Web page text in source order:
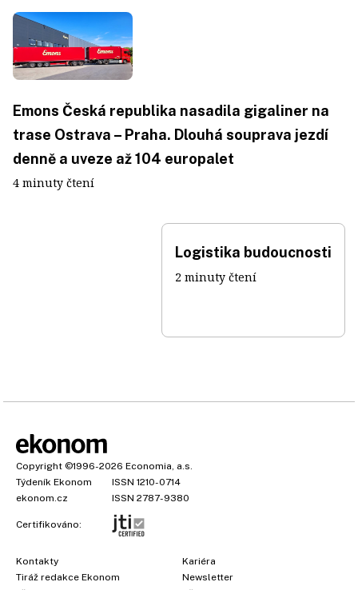
Emons Česká republika nasadila gigaliner na
trase Ostrava – Praha. Dlouhá souprava jezdí
denně a uveze až 104 europalet
4 minuty čtení
Logistika budoucnosti
2 minuty čtení
Copyright ©1996-2026 Economia, a.s.
Týdeník Ekonom
ISSN 1210-0714
ekonom.cz
ISSN 2787-9380
Certifikováno:
Kontakty
Tiráž redakce Ekonom
Kariéra
Newsletter